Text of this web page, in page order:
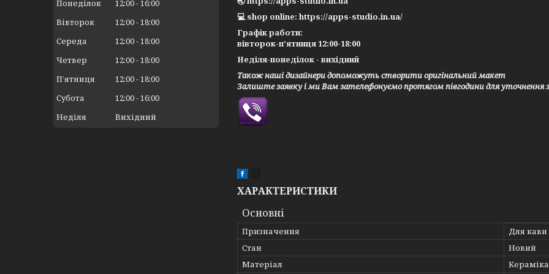
💻 shop online: https://apps-studio.in.ua/
Графік работи:
вівторок-п’ятниця 12:00-18:00
Неділя-понеділок - вихідний
Також наші дизайнери допоможуть створити оригінальний макет
Залиште заявку і ми Вам зателефонуємо протягом півгодини для уточнення
ХАРАКТЕРИСТИКИ
Основні
Призначення
Для кави
Стан
Новий
Матеріал
Кераміка
Понеділок 12:00 16:00
Вівторок
12:00 18:00
Середа
12:00 18:00
Четвер
12:00 18:00
Пʼятниця
12:00 18:00
Субота
12:00 16:00
Неділя
Вихідний